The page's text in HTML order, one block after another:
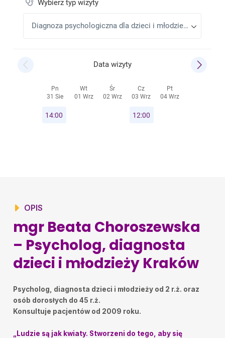
OPIS
mgr Beata Choroszewska
– Psycholog, diagnosta
dzieci i młodzieży Kraków
Psycholog, diagnosta dzieci i młodzieży od 2 r.ż. oraz
osób dorosłych do 45 r.ż.
Konsultuje pacjentów od 2009 roku.
„Ludzie są jak kwiaty. Stworzeni do tego, aby się